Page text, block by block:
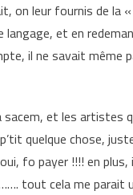
on leur fournis de la
et en
il ne savait même
et les artistes
quelque chose,
fo payer !!!! en
tout cela me parait